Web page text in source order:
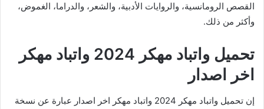
القصص الرومانسية، والروايات الأدبية، والشعر، والدراما، الغموض،
وأكثر من ذلك.
تحميل واتباد مهكر 2024 واتباد مهكر
اخر اصدار
إن تحميل واتباد مهكر 2024 واتباد مهكر اخر اصدار عبارة عن نسخة